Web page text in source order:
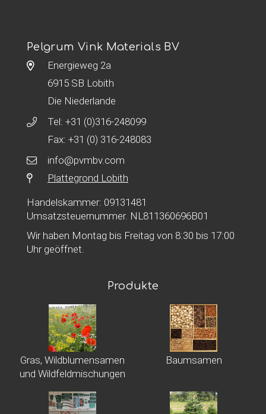
Pelgrum Vink Materials BV
Energieweg 2a
6915 SB Lobith
Die Niederlande
Tel: +31 (0)316-248099
Fax: +31 (0) 316-248083
info@pvmbv.com
Plattegrond Lobith
Handelskammer: 09131481
Umsatzsteuernummer. NL811360696B01
Wir haben Montag bis Freitag von 8:30 bis 17:00
Uhr geöffnet.
Produkte
Gras, Wildblumensamen
und Wildfeldmischungen
Baumsamen